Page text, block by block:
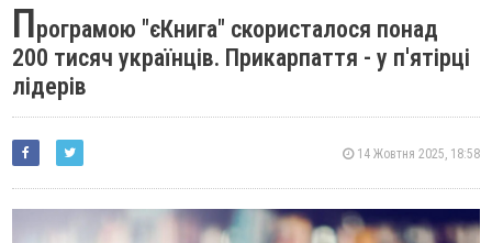
Програмою "єКнига" скористалося понад
200 тисяч українців. Прикарпаття - у п'ятірці
лідерів
14 Жовтня 2025, 18:58